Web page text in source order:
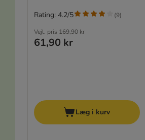
Vejl. pris 169,90 kr
61,90 kr
Rating: 4.2/5 (9)
Læg i kurv